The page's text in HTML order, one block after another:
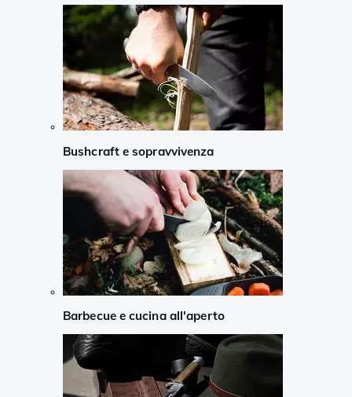
Bushcraft e sopravvivenza
Barbecue e cucina all'aperto